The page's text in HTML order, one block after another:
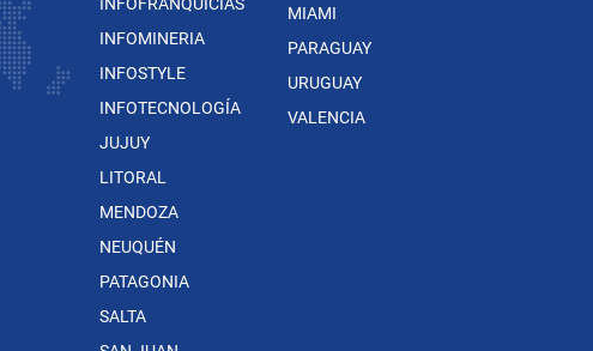
INFOMINERIA
INFOSTYLE
INFOTECNOLOGÍA
JUJUY
LITORAL
MENDOZA
NEUQUÉN
PATAGONIA
SALTA
MIAMI
PARAGUAY
URUGUAY
VALENCIA